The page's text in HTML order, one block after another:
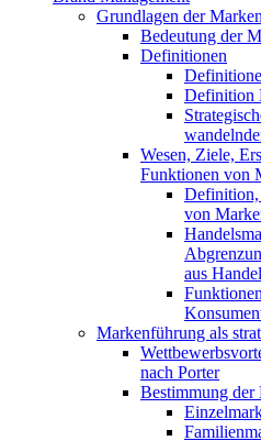
Grundlagen der
Bedeutung der
Definitionen
Definition
Wesen, Ziele,
Funktionen von
Definition,
von
aus
Markenführung als
nach Porter
Bestimmung der